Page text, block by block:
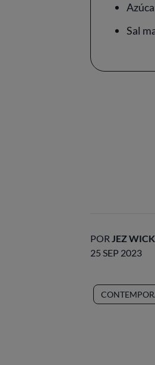
Sal
POR JEZ
25 SEP 2023